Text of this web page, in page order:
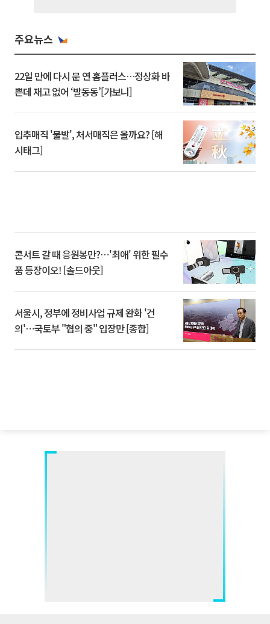
주요뉴스
22일 만에 다시 문 연 홈플러스…정상화 바
쁜데 재고 없어 ‘발동동’[가보니]
입추매직 '불발', 처서매직은 올까요? [해
시태그]
콘서트 갈 때 응원봉만?⋯'최애' 위한 필수
품 등장이오! [솔드아웃]
서울시, 정부에 정비사업 규제 완화 '건
의'⋯국토부 "협의 중" 입장만 [종합]